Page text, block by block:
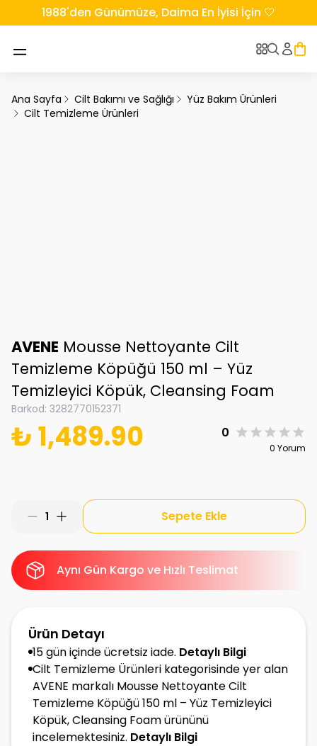
1988'den Günümüze, Daima En İyisi İçin 🤍
Ana Sayfa Cilt Bakımı ve Sağlığı
Yüz Bakım Ürünleri
Cilt Temizleme Ürünleri
AVENE Mousse Nettoyante Cilt
Temizleme Köpüğü 150 ml – Yüz
Temizleyici Köpük, Cleansing Foam
Barkod: 3282770152371
₺ 1,489.90 0
0 Yorum
1 Sepete Ekle
Aynı Gün Kargo ve Hızlı Teslimat
Ürün Detayı
15 gün içinde ücretsiz iade. Detaylı Bilgi
Cilt Temizleme Ürünleri kategorisinde yer alan
AVENE markalı Mousse Nettoyante Cilt
Temizleme Köpüğü 150 ml – Yüz Temizleyici
Köpük, Cleansing Foam ürününü
incelemektesiniz. Detaylı Bilgi